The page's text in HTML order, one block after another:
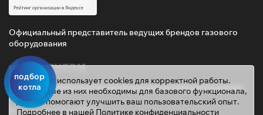
подбор
котла
Официальный представитель ведущих брендов газового
оборудования
© 2026 ТД «ГАЗОВИК»
Этот сайт использует cookies для корректной работы.
Некоторые из них необходимы для базового функционала,
другие помогают улучшить ваш пользовательский опыт.
Подробнее в нашей Политике конфиденциальности